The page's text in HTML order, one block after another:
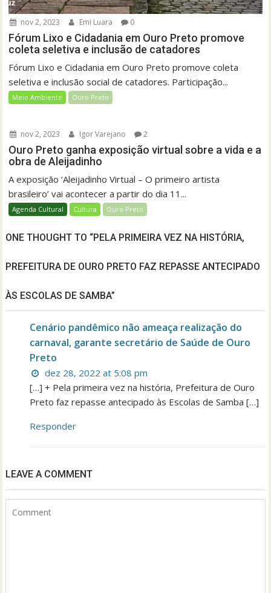
nov 2, 2023 Emi Luara 0
Fórum Lixo e Cidadania em Ouro Preto promove
coleta seletiva e inclusão de catadores
Fórum Lixo e Cidadania em Ouro Preto promove coleta
seletiva e inclusão social de catadores. Participação...
Meio Ambiente Ouro Preto
nov 2, 2023 Igor Varejano 2
Ouro Preto ganha exposição virtual sobre a vida e a
obra de Aleijadinho
A exposição ‘Aleijadinho Virtual – O primeiro artista
brasileiro’ vai acontecer a partir do dia 11...
Agenda Cultural Cultura Ouro Preto
ONE THOUGHT TO “PELA PRIMEIRA VEZ NA HISTÓRIA,
PREFEITURA DE OURO PRETO FAZ REPASSE ANTECIPADO
ÀS ESCOLAS DE SAMBA”
Cenário pandêmico não ameaça realização do
carnaval, garante secretário de Saúde de Ouro
Preto
dez 28, 2022 at 5:08 pm
[…] + Pela primeira vez na história, Prefeitura de Ouro
Preto faz repasse antecipado às Escolas de Samba […]
Responder
LEAVE A COMMENT